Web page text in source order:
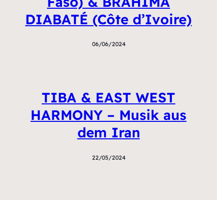
DIABATÉ (Côte d’Ivoire)
06/06/2024
TIBA & EAST WEST
HARMONY – Musik aus
dem Iran
22/05/2024